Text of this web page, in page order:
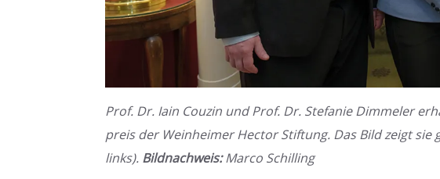
Prof. Dr. Iain Couzin und Prof. Dr. Stefa­nie Dimme­ler
preis der Weinhei­mer Hector Stiftung. Das Bild zeigt
links). Bildnach­weis:Marco Schil­ling